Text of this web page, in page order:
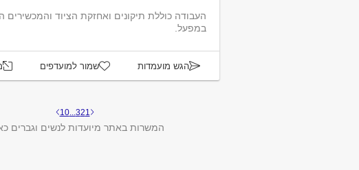
העבודה כוללת תיקונים ואחזקת הציוד והמכשירים
במפעל.
הגש מועמדות שמור למועדפים
1
2
3
...
10
המשרות באתר מיועדות לנשים וגברים